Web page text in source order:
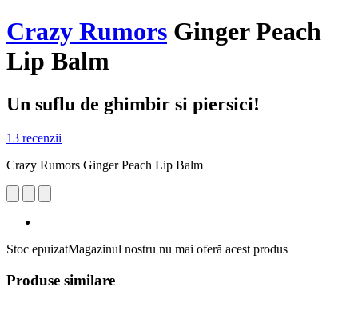
Crazy Rumors Ginger Peach
Lip Balm
Un suflu de ghimbir si piersici!
13 recenzii
Crazy Rumors Ginger Peach Lip Balm
Stoc epuizatMagazinul nostru nu mai oferă acest produs
Produse similare